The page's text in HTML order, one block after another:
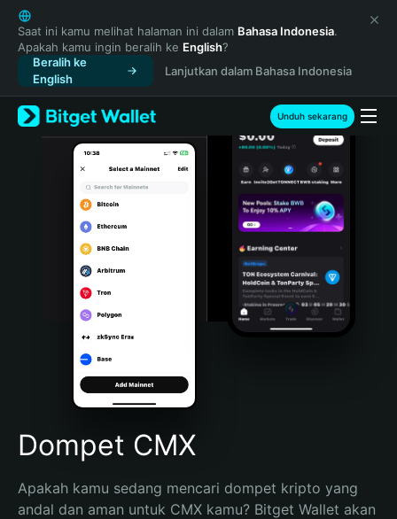
English
日本語
Tiếng Việt
Русский
Español (Latinoamérica)
Türkçe
Italiano
Português (Portugal)
Bahasa Indonesia
Português (Brasil)
Español (Argentina)
Saat ini kamu melihat halaman ini dalam Bahasa Indonesia.
Apakah kamu ingin beralih ke English?
Beralih ke
English
Lanjutkan dalam Bahasa Indonesia
Unduh sekarang
Dompet CMX
Apakah kamu sedang mencari dompet kripto yang
andal dan aman untuk CMX kamu? Bitget Wallet akan